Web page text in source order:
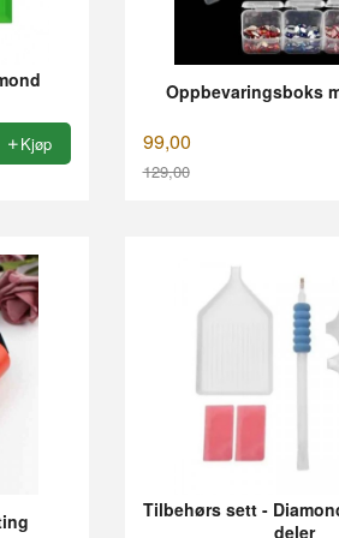
Kjøp
Oppbevaringsboks
99,00
129,00
Tilbehørs sett -
deler